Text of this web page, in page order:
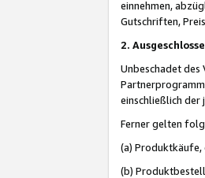
einnehmen,
Gutschriften,
2.
Unbeschadet
einschließlich der
Ferner gelten
(a) Produktkäufe,
(b)